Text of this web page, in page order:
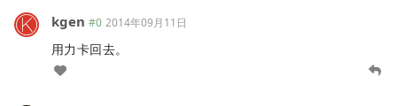
kgen #0 2014年09月11日
用力卡回去。